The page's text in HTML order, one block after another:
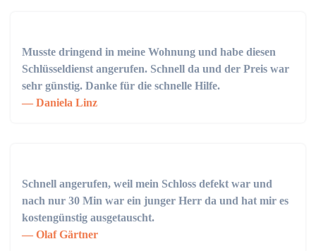
Musste dringend in meine Wohnung und habe diesen
Schlüsseldienst angerufen. Schnell da und der Preis war
sehr günstig. Danke für die schnelle Hilfe.
Daniela Linz
Schnell angerufen, weil mein Schloss defekt war und
nach nur 30 Min war ein junger Herr da und hat mir es
kostengünstig ausgetauscht.
Olaf Gärtner